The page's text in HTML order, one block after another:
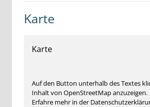
Karte
Karte
Auf den Button unterhalb des Textes
Inhalt von OpenStreetMap anzuzeigen.
Erfahre mehr in der